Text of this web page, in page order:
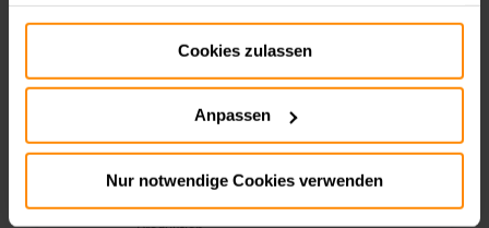
gesammelt haben.
Impressum
Datenschutz:Datenschutz
Cookies zulassen
Anpassen
Nur notwendige Cookies verwenden
Für die erfolgreiche Teilnahme an
Streamboxy Events
Für Referenten & Livestream
Produktion
Alle Informationen für Referenten und